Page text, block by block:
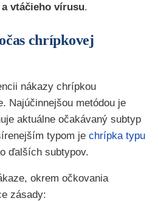
vtáčieho vírusu.
chrípkovej
nákazy chrípkou
Najúčinnejšou metódou je
aktuálne očakávaný subtyp
typom je chrípka typu
ďalších subtypov.
okrem očkovania
zásady: